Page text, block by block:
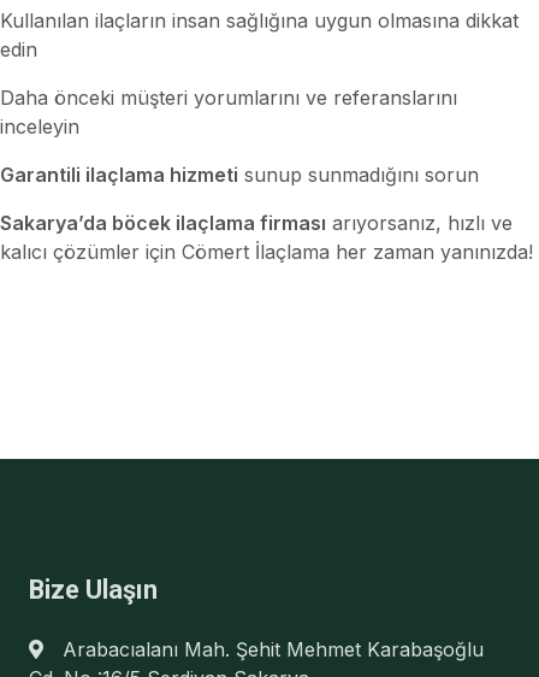
Kullanılan ilaçların insan sağlığına uygun olmasına dikkat
edin
Daha önceki müşteri yorumlarını ve referanslarını
inceleyin
Garantili ilaçlama hizmeti sunup sunmadığını sorun
Sakarya’da böcek ilaçlama firması arıyorsanız, hızlı ve
kalıcı çözümler için Cömert İlaçlama her zaman yanınızda!
Bize Ulaşın
Arabacıalanı Mah. Şehit Mehmet Karabaşoğlu